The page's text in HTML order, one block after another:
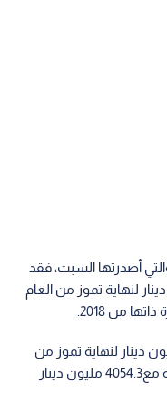
أصدرتها السبت، فقد
العامة4336.2 مليون دينار لنهاية تموز من العام
المحلية بمقدار 130 مليون دينار لنهاية تموز من
العام الحالي إلى 4184.5 مليون دينار مقارنة مع4054.3 مليون دينار